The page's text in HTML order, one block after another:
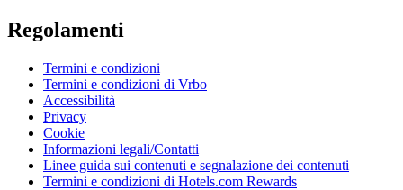
Regolamenti
Termini e condizioni
Termini e condizioni di Vrbo
Accessibilità
Privacy
Cookie
Informazioni legali/Contatti
Linee guida sui contenuti e segnalazione dei contenuti
Termini e condizioni di Hotels.com Rewards